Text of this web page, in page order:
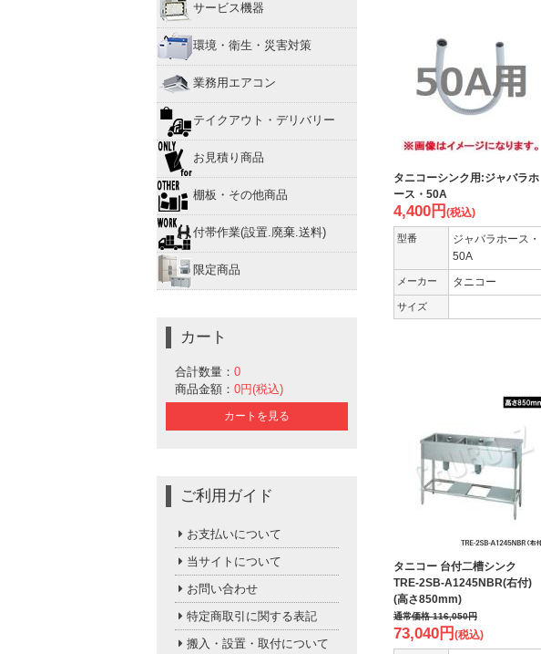
サービス機器
環境・衛生・災害対策
業務用エアコン
テイクアウト・デリバリー
お見積り商品
棚板・その他商品
付帯作業(設置.廃棄.送料)
限定商品
カート
合計数量： 0
商品金額： 0円(税込)
カートを見る
ご利用ガイド
お支払いについて
当サイトについて
お問い合わせ
特定商取引に関する表記
搬入・設置・取付について
タニコーシンク用:ジャバラホ
ース・50A
4,400円 (税込)
型番
ジャバラホース・
50A
メーカー タニコー
サイズ
タニコー 台付二槽シンク
TRE-2SB-A1245NBR(右付)
(高さ850mm)
通常価格116,050円
73,040円 (税込)